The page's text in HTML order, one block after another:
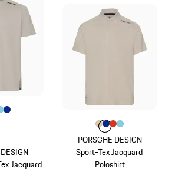
Jacquard
beige
Kleur
PORSCHE DESIGN
Sport-Tex Jacquard
Poloshirt
Kleur
Kleurbeige
Kleur
KleurKleur